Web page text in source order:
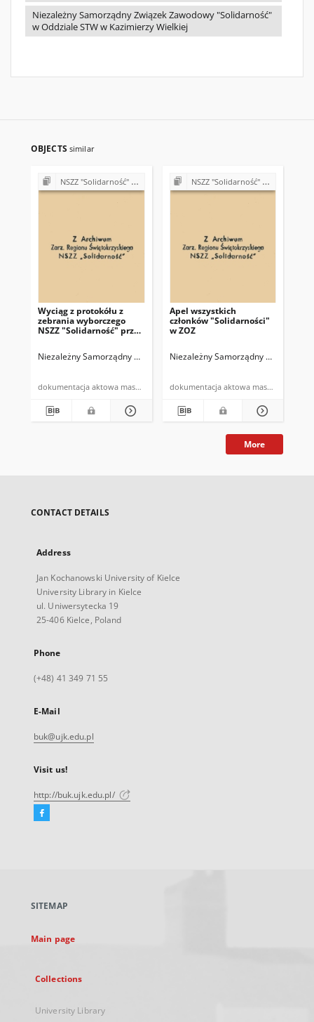
Niezależny Samorządny Związek Zawodowy "Solidarność"
w Oddziale STW w Kazimierzy Wielkiej
OBJECTS similar
NSZZ "Solidarność" w Oddziale Transportu Wiejskiego w Kazimierzy Wielkiej
Wyciąg z protokółu z
zebrania wyborczego
NSZZ "Solidarność" przy
Transportu Wiejskiego w
Kazimierzy Wielkiej
Niezależny Samorządny Związek Zawodowy "Solidarność" w Oddziale
dokumentacja aktowa maszynopis
NSZZ "Solidarność" w Zespole Opieki Zdrowotnej w Kazimierzy Wielkiej
Apel wszystkich
członków "Solidarności"
w ZOZ
Niezależny Samorządny Związek
dokumentacja aktowa maszynopis
More
CONTACT DETAILS
Address
Jan Kochanowski University of Kielce
University Library in Kielce
ul. Uniwersytecka 19
25-406 Kielce, Poland
Phone
(+48) 41 349 71 55
E-Mail
buk@ujk.edu.pl
Visit us!
http://buk.ujk.edu.pl/
Facebook
new
SITEMAP
Main page
Collections
University Library